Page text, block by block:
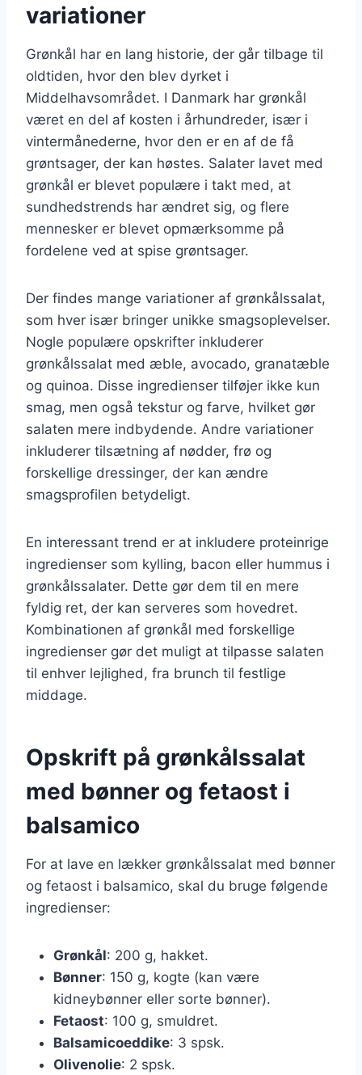
variationer
Grønkål har en lang historie, der går tilbage til
oldtiden, hvor den blev dyrket i
Middelhavsområdet. I Danmark har grønkål
været en del af kosten i århundreder, især i
vintermånederne, hvor den er en af de få
grøntsager, der kan høstes. Salater lavet med
grønkål er blevet populære i takt med, at
sundhedstrends har ændret sig, og flere
mennesker er blevet opmærksomme på
fordelene ved at spise grøntsager.
Der findes mange variationer af grønkålssalat,
som hver især bringer unikke smagsoplevelser.
Nogle populære opskrifter inkluderer
grønkålssalat med æble, avocado, granatæble
og quinoa. Disse ingredienser tilføjer ikke kun
smag, men også tekstur og farve, hvilket gør
salaten mere indbydende. Andre variationer
inkluderer tilsætning af nødder, frø og
forskellige dressinger, der kan ændre
smagsprofilen betydeligt.
En interessant trend er at inkludere proteinrige
ingredienser som kylling, bacon eller hummus i
grønkålssalater. Dette gør dem til en mere
fyldig ret, der kan serveres som hovedret.
Kombinationen af grønkål med forskellige
ingredienser gør det muligt at tilpasse salaten
til enhver lejlighed, fra brunch til festlige
middage.
Opskrift på grønkålssalat
med bønner og fetaost i
balsamico
For at lave en lækker grønkålssalat med bønner
og fetaost i balsamico, skal du bruge følgende
ingredienser:
Grønkål: 200 g, hakket.
Bønner: 150 g, kogte (kan være
kidneybønner eller sorte bønner).
Fetaost: 100 g, smuldret.
Balsamicoeddike: 3 spsk.
Olivenolie: 2 spsk.